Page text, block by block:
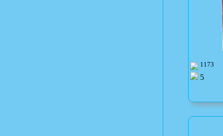
1173
5